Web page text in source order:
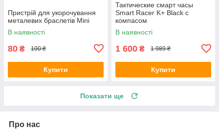
Пристрій для укорочування
металевих браслетів Mini
В наявності
80 ₴ 100 ₴
Купити
Тактические смарт часы
Smart Racer K+ Black с
компасом
В наявності
1 600 ₴ 1 989 ₴
Купити
Показати ще
Про нас